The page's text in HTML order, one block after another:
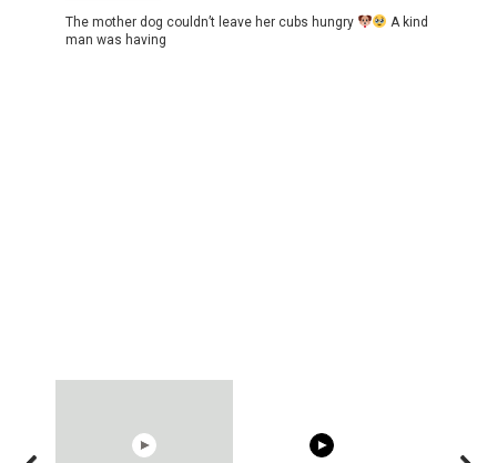
The mother dog couldn’t leave her cubs hungry
A kind
man was having